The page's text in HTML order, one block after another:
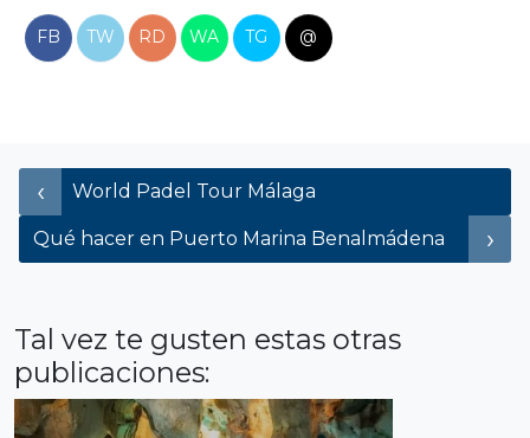
FB TW RD WA TG @
Navegación de entradas
World Padel Tour Málaga
Qué hacer en Puerto Marina Benalmádena
Tal vez te gusten estas otras
publicaciones: